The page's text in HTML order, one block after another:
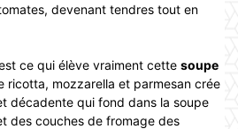
devenant tendres tout en
ce qui élève vraiment cette soupe
ricotta, mozzarella et parmesan crée
décadente qui fond dans la soupe
des couches de fromage des